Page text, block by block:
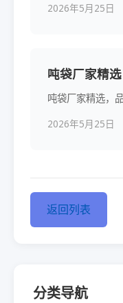
2026年5月25日
吨袋厂家精
吨袋厂家精选，
2026年5月25日
返回列表
分类导航